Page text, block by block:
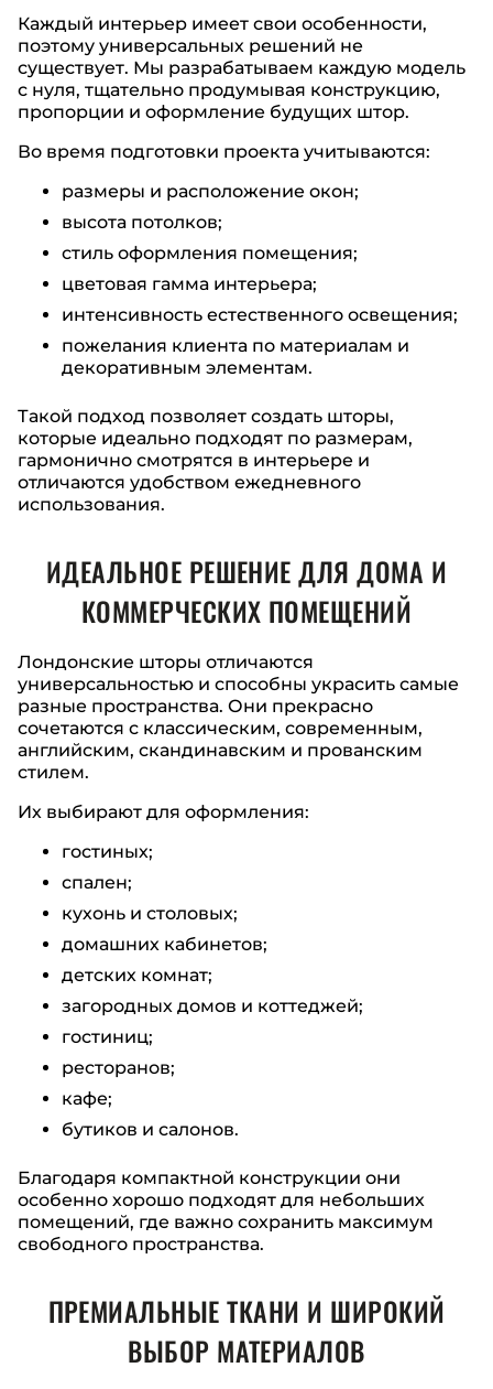
Каждый интерьер имеет свои особенности,
поэтому универсальных решений не
существует. Мы разрабатываем каждую модель
с нуля, тщательно продумывая конструкцию,
пропорции и оформление будущих штор.
Во время подготовки проекта учитываются:
размеры и расположение окон;
высота потолков;
стиль оформления помещения;
цветовая гамма интерьера;
интенсивность естественного освещения;
пожелания клиента по материалам и
декоративным элементам.
Такой подход позволяет создать шторы,
которые идеально подходят по размерам,
гармонично смотрятся в интерьере и
отличаются удобством ежедневного
использования.
ИДЕАЛЬНОЕ РЕШЕНИЕ ДЛЯ ДОМА И
КОММЕРЧЕСКИХ ПОМЕЩЕНИЙ
Лондонские шторы отличаются
универсальностью и способны украсить самые
разные пространства. Они прекрасно
сочетаются с классическим, современным,
английским, скандинавским и прованским
стилем.
Их выбирают для оформления:
гостиных;
спален;
кухонь и столовых;
домашних кабинетов;
детских комнат;
загородных домов и коттеджей;
гостиниц;
ресторанов;
кафе;
бутиков и салонов.
Благодаря компактной конструкции они
особенно хорошо подходят для небольших
помещений, где важно сохранить максимум
свободного пространства.
ПРЕМИАЛЬНЫЕ ТКАНИ И ШИРОКИЙ
ВЫБОР МАТЕРИАЛОВ